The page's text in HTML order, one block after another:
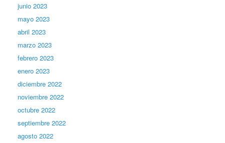
junio 2023
mayo 2023
abril 2023
marzo 2023
febrero 2023
enero 2023
diciembre 2022
noviembre 2022
octubre 2022
septiembre 2022
agosto 2022